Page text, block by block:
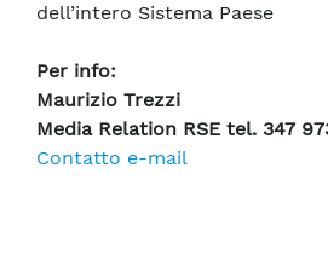
dell’intero Sistema Paese
Per info:
Maurizio Trezzi
Media Relation RSE tel. 347
Contatto e-mail